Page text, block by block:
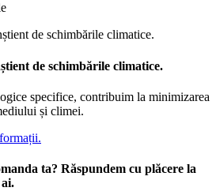
de schimbările climatice.
specifice, contribuim la minimizarea
și climei.
ta? Răspundem cu plăcere la